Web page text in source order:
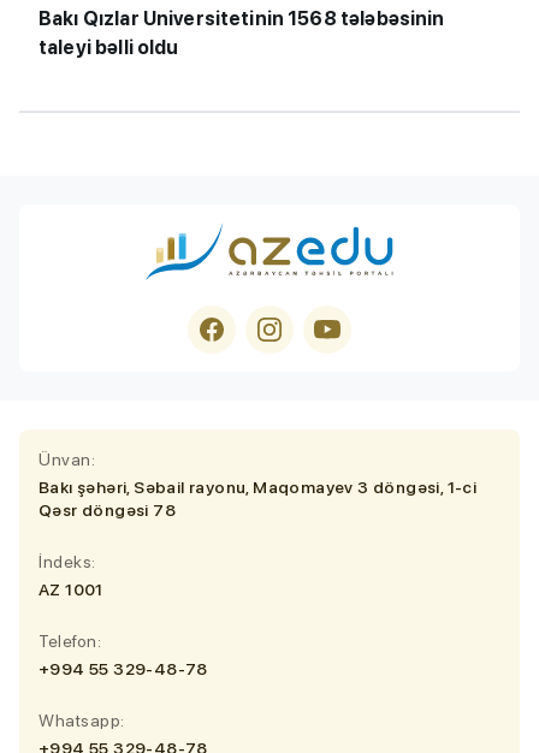
Bakı Qızlar Universitetinin 1568 tələbəsinin
taleyi bəlli oldu
Ünvan:
Bakı şəhəri, Səbail rayonu, Maqomayev 3 döngəsi, 1-ci
Qəsr döngəsi 78
İndeks:
AZ 1001
Telefon:
+994 55 329-48-78
Whatsapp:
+994 55 329-48-78